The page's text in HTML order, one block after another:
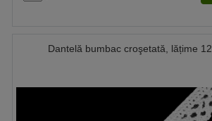
Dantelă bumbac croşetată, lățime